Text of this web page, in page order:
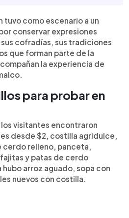
tuvo como escenario a un
conservar expresiones
cofradías, sus tradiciones
que forman parte de la
la experiencia de
para probar en
visitantes encontraron
desde $2, costilla agridulce,
cerdo relleno, panceta,
y patas de cerdo
arroz aguado, sopa con
nuevos con costilla.